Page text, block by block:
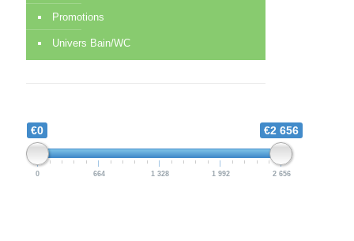
Promotions
Univers Bain/WC
€0 €2 656
0 664 1 328 1 992 2 656